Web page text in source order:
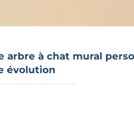
arbre à chat mural
évolution